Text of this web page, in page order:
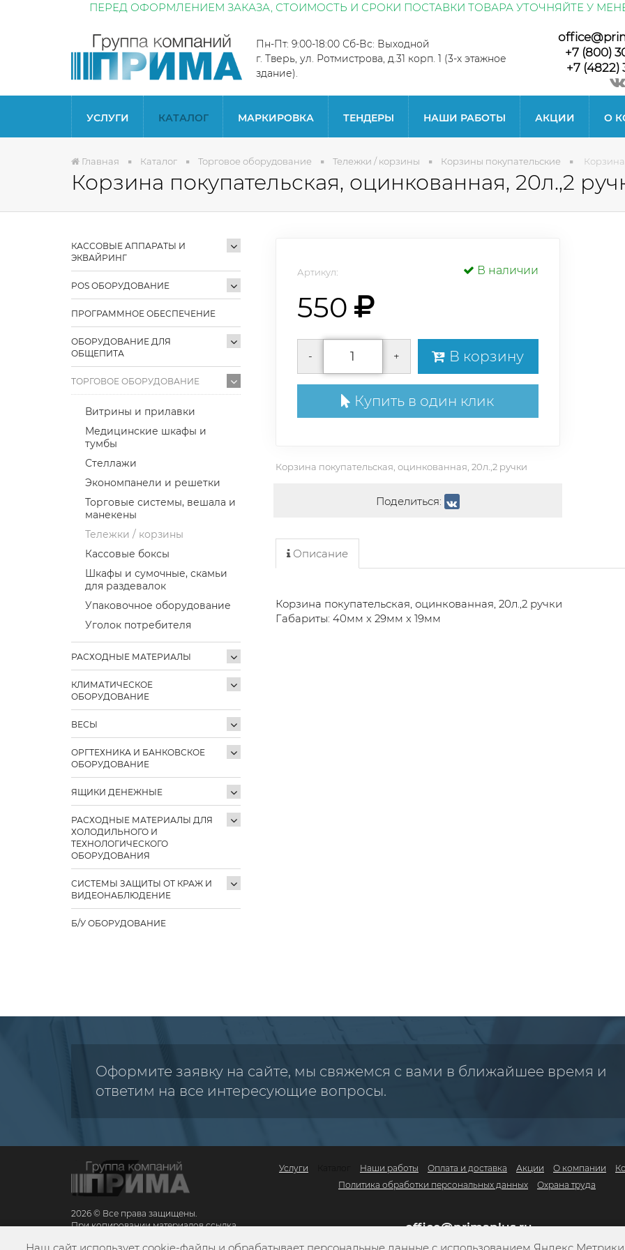
ПЕРЕД ОФОРМЛЕНИЕМ ЗАКАЗА, СТОИМОСТЬ И СРОКИ ПОСТАВКИ ТОВАРА УТОЧНЯЙТЕ У
Пн-Пт: 9:00-18:00 Сб-Вс: Выходной
г. Тверь, ул. Ротмистрова, д.31 корп. 1 (3-х этажное
здание).
+7 (800)
+7 (4822)
УСЛУГИ КАТАЛОГ МАРКИРОВКА ТЕНДЕРЫ НАШИ РАБОТЫ АКЦИИ О
Главная Каталог Торговое оборудование Тележки / корзины Корзины покупательские
Корзина покупательская, оцинкованная, 20л.,2
КАССОВЫЕ АППАРАТЫ И
ЭКВАЙРИНГ
POS ОБОРУДОВАНИЕ
ПРОГРАММНОЕ ОБЕСПЕЧЕНИЕ
ОБОРУДОВАНИЕ ДЛЯ
ОБЩЕПИТА
ТОРГОВОЕ ОБОРУДОВАНИЕ
Витрины и прилавки
Медицинские шкафы и
тумбы
Стеллажи
Экономпанели и решетки
Торговые системы, вешала и
манекены
Тележки / корзины
Кассовые боксы
Шкафы и сумочные, скамьи
для раздевалок
Упаковочное оборудование
Уголок потребителя
РАСХОДНЫЕ МАТЕРИАЛЫ
КЛИМАТИЧЕСКОЕ
ОБОРУДОВАНИЕ
ВЕСЫ
ОРГТЕХНИКА И БАНКОВСКОЕ
ОБОРУДОВАНИЕ
ЯЩИКИ ДЕНЕЖНЫЕ
РАСХОДНЫЕ МАТЕРИАЛЫ ДЛЯ
ХОЛОДИЛЬНОГО И
ТЕХНОЛОГИЧЕСКОГО
ОБОРУДОВАНИЯ
СИСТЕМЫ ЗАЩИТЫ ОТ КРАЖ И
ВИДЕОНАБЛЮДЕНИЕ
Б/У ОБОРУДОВАНИЕ
Артикул: В наличии
550
- + В корзину
Купить в один клик
Корзина покупательская, оцинкованная, 20л.,2 ручки
Поделиться:
Описание
Корзина покупательская, оцинкованная, 20л.,2 ручки
Габариты: 40мм х 29мм х 19мм
Оформите заявку на сайте, мы свяжемся с вами в ближайшее время и
ответим на все интересующие вопросы.
2026 © Все права защищены.
При копировании материалов ссылка
Услуги Наши работы Оплата и доставка Акции О компании
Политика обработки персональных данных
Охрана труда
office@primaplus.ru